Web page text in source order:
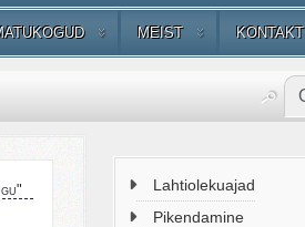
MEIST KONTAKT
Lahtiolekuajad
Pikendamine